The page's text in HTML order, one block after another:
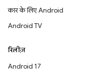
कार के लिए Android
Android TV
रिलीज़
Android 17